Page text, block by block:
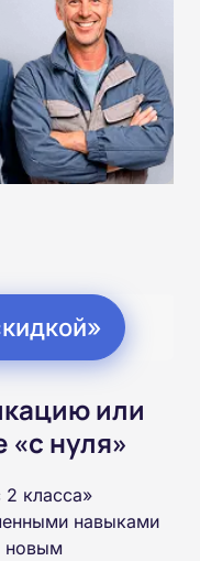
или
«с нуля»
класса»
навыками
новым